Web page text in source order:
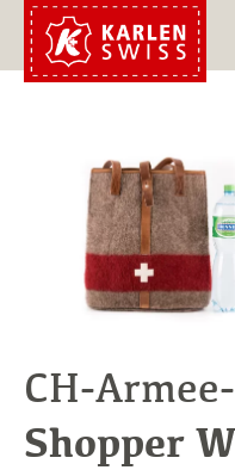
CH-
Shopper